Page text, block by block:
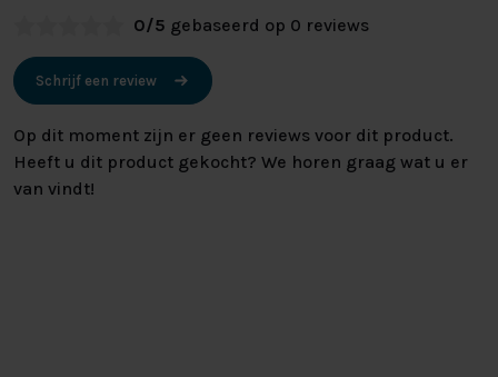
0/5 gebaseerd op 0 reviews
Schrijf een review
Op dit moment zijn er geen reviews voor dit product.
Heeft u dit product gekocht? We horen graag wat u er
van vindt!